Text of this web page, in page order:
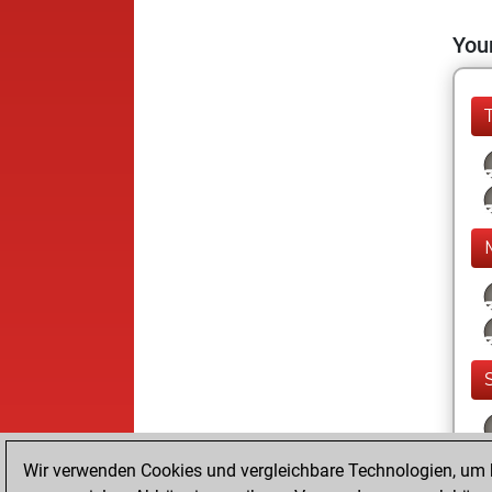
Wir verwenden Cookies und vergleichbare Technologien,